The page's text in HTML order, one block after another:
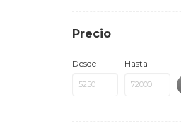
Precio
Desde Hasta